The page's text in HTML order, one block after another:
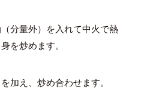
分量外）を入れて中火で熱
を炒めます。
加え、炒め合わせます。